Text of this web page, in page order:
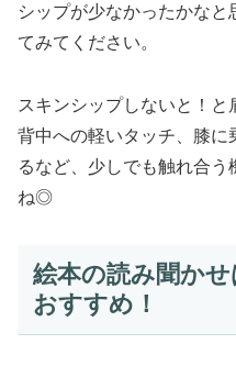
シップが少なかったかな
てみてください。
スキンシップしないと！
背中への軽いタッチ、膝に
るなど、少しでも触れ合
ね◎
絵本の読み聞か
おすすめ！